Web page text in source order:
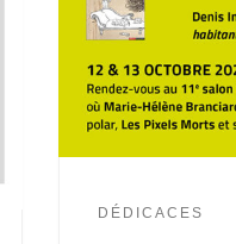
DÉDICACES